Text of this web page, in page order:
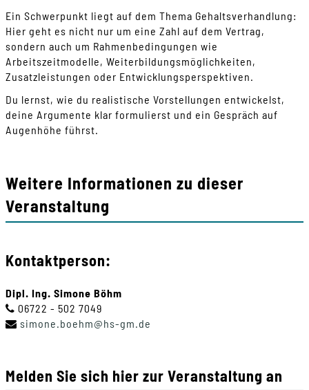
Ein Schwerpunkt liegt auf dem Thema Gehaltsverhandlung:
Hier geht es nicht nur um eine Zahl auf dem Vertrag,
sondern auch um Rahmenbedingungen wie
Arbeitszeitmodelle, Weiterbildungsmöglichkeiten,
Zusatzleistungen oder Entwicklungsperspektiven.
Du lernst, wie du realistische Vorstellungen entwickelst,
deine Argumente klar formulierst und ein Gespräch auf
Augenhöhe führst.
Weitere Informationen zu dieser
Veranstaltung
Kontaktperson:
Dipl. Ing. Simone Böhm
06722 - 502 7049
simone.boehm@hs-gm.de
Melden Sie sich hier zur Veranstaltung an